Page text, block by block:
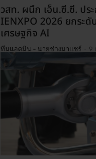
วสท. ผนึก เอ็น.ซี.ซี. ปร
IENXPO 2026 ยกระดั
เศรษฐกิจ AI
ทีมแอดมิน - นายช่างมาแชร์ 9